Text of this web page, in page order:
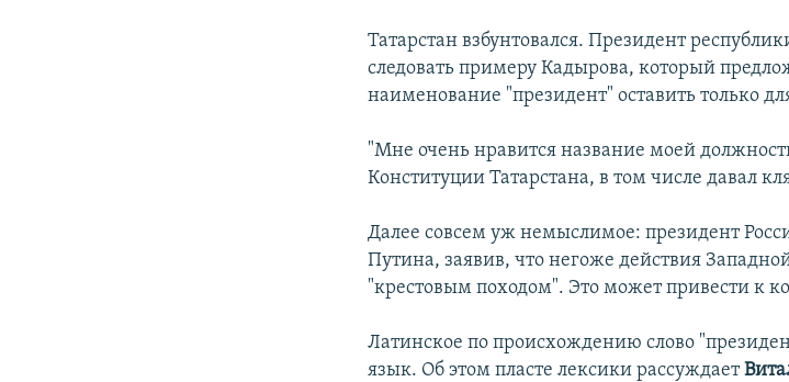
Татарстан взбунтовался. Президент
следовать примеру Кадырова, который
наименование "президент" оставить только
"Мне очень нравится название моей
Конституции Татарстана, в том числе давал
Далее совсем уж немыслимое: президент
Путина, заявив, что негоже действия
"крестовым походом". Это может привести к
Латинское по происхождению слово
язык. Об этом пласте лексики рассуждает